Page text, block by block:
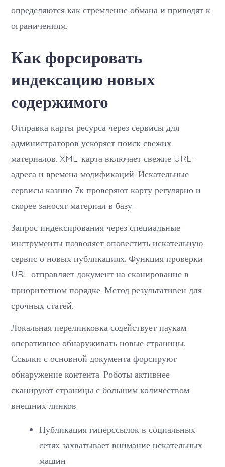
определяются как стремление обмана и приводят к
ограничениям.
Как форсировать
индексацию новых
содержимого
Отправка карты ресурса через сервисы для
администраторов ускоряет поиск свежих
материалов. XML-карта включает свежие URL-
адреса и времена модификаций. Искательные
сервисы казино 7к проверяют карту регулярно и
скорее заносят материал в базу.
Запрос индексирования через специальные
инструменты позволяет оповестить искательную
сервис о новых публикациях. Функция проверки
URL отправляет документ на сканирование в
приоритетном порядке. Метод результативен для
срочных статей.
Локальная перелинковка содействует паукам
оперативнее обнаруживать новые страницы.
Ссылки с основной документа форсируют
обнаружение контента. Роботы активнее
сканируют страницы с большим количеством
внешних линков.
Публикация гиперссылок в социальных
сетях захватывает внимание искательных
машин